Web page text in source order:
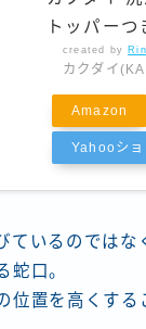
トッパー
created by
カクダイ
Amazon
Yahooショ
ているのではな
蛇口。
位置を高くする